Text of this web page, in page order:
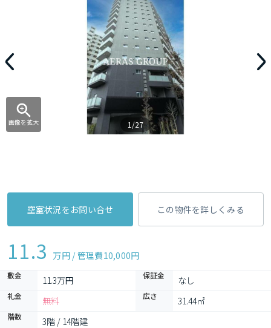
画像を拡大 1/27
空室状況をお問い合せ この物件を詳しくみる
11.3 万円 / 管理費10,000円
敷金 11.3万円 保証金 なし
礼金 無料 広さ 31.44㎡
階数 3階 / 14階建